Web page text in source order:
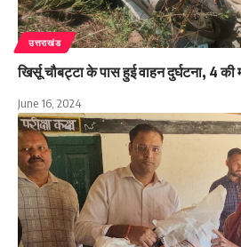
उत्तराखंड
खिर्सू चौबट्टा के पास हुई वाहन दुर्घटना, 4
June 16, 2024